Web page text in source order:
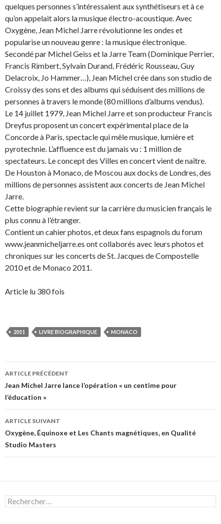
quelques personnes s’intéressaient aux synthétiseurs et à ce
qu’on appelait alors la musique électro-acoustique. Avec
Oxygène, Jean Michel Jarre révolutionne les ondes et
popularise un nouveau genre : la musique électronique.
Secondé par Michel Geiss et la Jarre Team (Dominique Perrier,
Francis Rimbert, Sylvain Durand, Frédéric Rousseau, Guy
Delacroix, Jo Hammer…), Jean Michel crée dans son studio de
Croissy des sons et des albums qui séduisent des millions de
personnes à travers le monde (80 millions d’albums vendus).
Le 14 juillet 1979, Jean Michel Jarre et son producteur Francis
Dreyfus proposent un concert expérimental place de la
Concorde à Paris, spectacle qui mêle musique, lumière et
pyrotechnie. L’affluence est du jamais vu : 1 million de
spectateurs. Le concept des Villes en concert vient de naître.
De Houston à Monaco, de Moscou aux docks de Londres, des
millions de personnes assistent aux concerts de Jean Michel
Jarre.
Cette biographie revient sur la carrière du musicien français le
plus connu à l’étranger.
Contient un cahier photos, et deux fans espagnols du forum
www.jeanmicheljarre.es ont collaborés avec leurs photos et
chroniques sur les concerts de St. Jacques de Compostelle
2010 et de Monaco 2011.
Article lu 380 fois
2011 LIVRE BIOGRAPHIQUE MONACO
Navigation
des
articles
ARTICLE PRÉCÉDENT
Jean Michel Jarre lance l’opération « un centime pour
l’éducation »
ARTICLE SUIVANT
Oxygène, Équinoxe et Les Chants magnétiques, en Qualité
Studio Masters
Rechercher :